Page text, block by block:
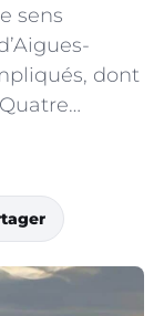
sens
dont